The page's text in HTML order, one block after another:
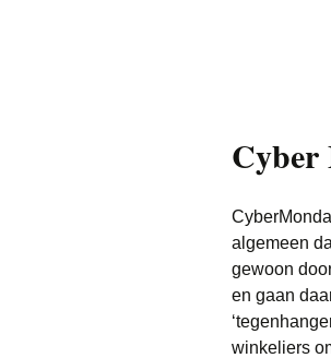
algemeen
gewoon
en gaan
winkeliers